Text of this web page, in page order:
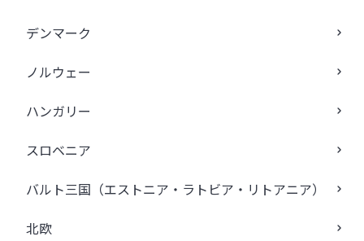
デンマーク
ノルウェー
ハンガリー
スロベニア
バルト三国（エストニア・ラトビア・リトアニア）
北欧